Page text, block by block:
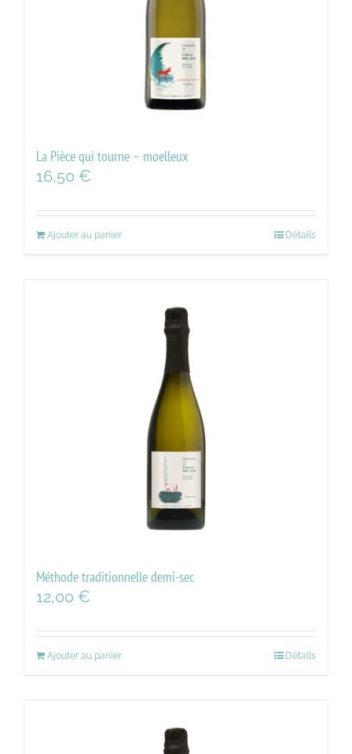
La Pièce qui tourne – moelleux
16,50 €
Ajouter au panier Détails
Méthode traditionnelle demi-sec
12,00 €
Ajouter au panier Détails